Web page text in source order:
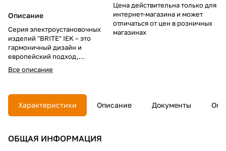
Описание
Серия электроустановочных
изделий "BRITE" IEK – это
гармоничный дизайн и
европейский подход,
надежность в эксплуатации и
привлекательная цена.
В линейке "BRITE"
использованы материалы
премиум-класса. Цветовая
все задачи при строительстве и
Все описание
Цена действительна только для
интернет-магазина и может
отличаться от цен в розничных
магазинах
Характеристики Описание Документы
ОБЩАЯ ИНФОРМАЦИЯ